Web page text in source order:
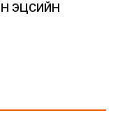
ЭЦСИЙН